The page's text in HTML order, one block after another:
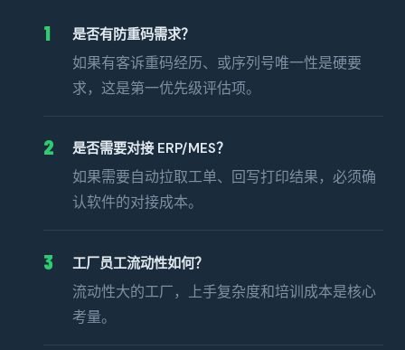
1 是否有防重码需求？
如果有客诉重码经历、或序列号唯一性是硬要
求，这是第一优先级评估项。
2 是否需要对接 ERP/MES？
如果需要自动拉取工单、回写打印结果，必须确
认软件的对接成本。
3 工厂员工流动性如何？
流动性大的工厂，上手复杂度和培训成本是核心
考量。